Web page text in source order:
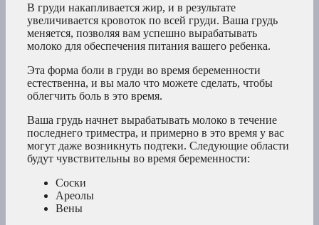
В груди накапливается жир, и в результате
увеличивается кровоток по всей груди. Ваша грудь
меняется, позволяя вам успешно вырабатывать
молоко для обеспечения питания вашего ребенка.
Эта форма боли в груди во время беременности
естественна, и вы мало что можете сделать, чтобы
облегчить боль в это время.
Ваша грудь начнет вырабатывать молоко в течение
последнего триместра, и примерно в это время у вас
могут даже возникнуть подтеки. Следующие области
будут чувствительны во время беременности:
Соски
Ареолы
Вены